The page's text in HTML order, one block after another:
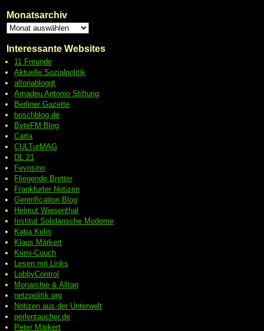
Monatsarchiv
Interessante Websites
11 Freunde
Aktuelle Sozialpolitik
altonabloggt
Amadeu Antonio Stiftung
Berliner Gazette
boschblog.de
ByteFM Blog
Carta
CULTurMAG
DL 21
Feynsinn
Fliegende Bretter
Frankfurter Notizen
Gentrification Blog
Helmut Wiesenthal
Institut Solidarische Moderne
Katja Kulin
Klaus Märkert
Krimi-Couch
Lesen mit Links
LobbyControl
Monarchie & Alltag
netzpolitik.org
Notizen aus der Unterwelt
perlentaucher.de
Peter Märkert